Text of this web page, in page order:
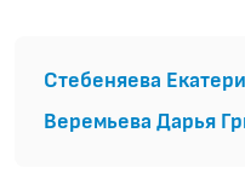
Стебеняева
Веремьева Дарья